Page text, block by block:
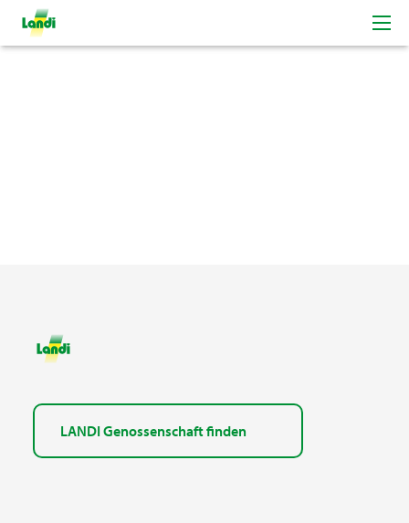
LANDI Genossenschaft finden